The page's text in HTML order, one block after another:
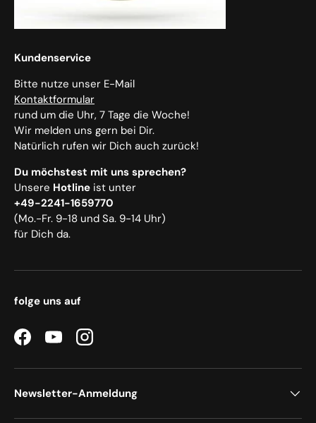
Kundenservice
Bitte nutze unser E-Mail
Kontaktformular
rund um die Uhr, 7 Tage die Woche!
Wir melden uns gern bei Dir.
Natürlich rufen wir Dich auch zurück!
Du möchstest mit uns sprechen?
Unsere Hotline ist unter
+49-2241-1659770
(Mo.-Fr. 9-18 und Sa. 9-14 Uhr)
für Dich da.
folge uns auf
FacebookYouTubeInstagram
Newsletter-Anmeldung